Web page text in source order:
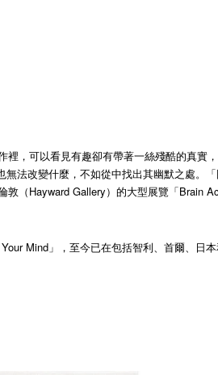
，可以看見有趣卻有帶著一絲殘酷的真
法改變什麼，不如從中找出其幽默之處
（Hayward Gallery）的大型展覽「
Mind」，至今已在包括智利、首爾、日本